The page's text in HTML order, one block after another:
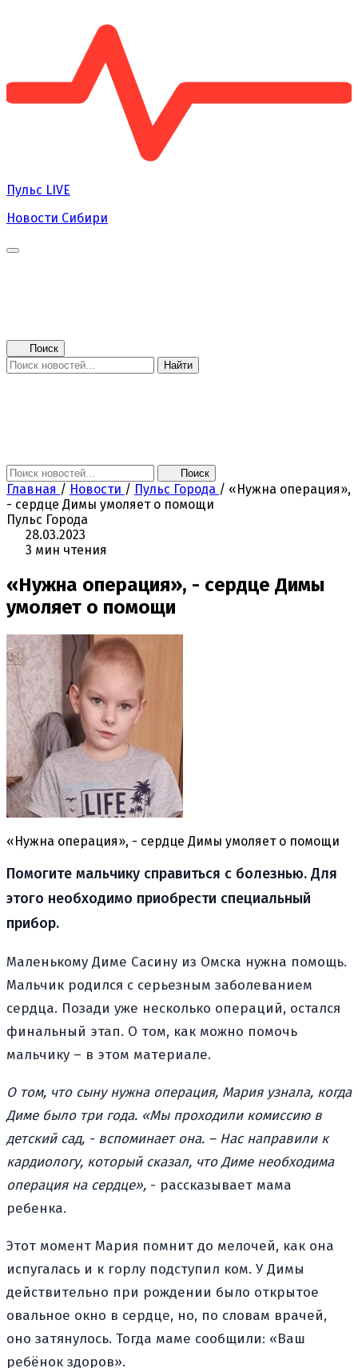
Пульс LIVE
Новости Сибири
Поиск
Найти
Поиск
Главная / Новости / Пульс Города / «Нужна операция»,
- сердце Димы умоляет о помощи
Пульс Города
28.03.2023
3 мин чтения
«Нужна операция», - сердце Димы
умоляет о помощи
«Нужна операция», - сердце Димы умоляет о помощи
Помогите мальчику справиться с болезнью. Для
этого необходимо приобрести специальный
прибор.
Маленькому Диме Сасину из Омска нужна помощь.
Мальчик родился с серьезным заболеванием
сердца. Позади уже несколько операций, остался
финальный этап. О том, как можно помочь
мальчику – в этом материале.
О том, что сыну нужна операция, Мария узнала, когда
Диме было три года. «Мы проходили комиссию в
детский сад, - вспоминает она. – Нас направили к
кардиологу, который сказал, что Диме необходима
операция на сердце», - рассказывает мама
ребенка.
Этот момент Мария помнит до мелочей, как она
испугалась и к горлу подступил ком. У Димы
действительно при рождении было открытое
овальное окно в сердце, но, по словам врачей,
оно затянулось. Тогда маме сообщили: «Ваш
ребёнок здоров».